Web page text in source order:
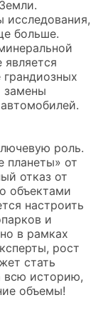
исследования,
больше.
замены
роль.
планеты» от
отказ от
объектами
настроить
и
в рамках
рост
стать
историю,
объемы!